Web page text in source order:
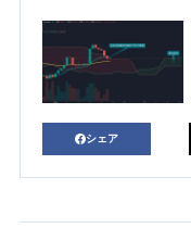
シェア